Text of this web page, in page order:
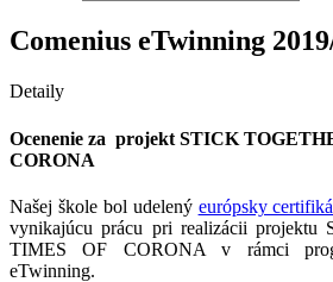
Comenius eTwinning
Detaily
Ocenenie za projekt STICK
CORONA
Našej škole bol udelený európsky
vynikajúcu prácu pri realizácii
TIMES OF CORONA v rámci
eTwinning.